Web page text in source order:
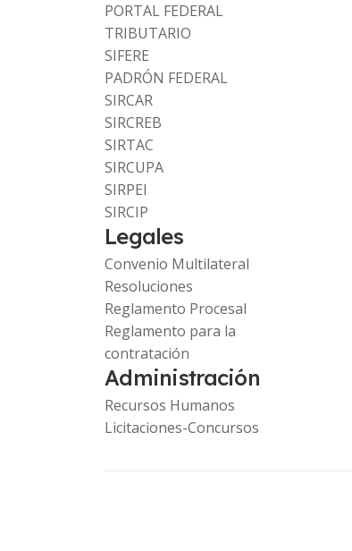
PORTAL FEDERAL
TRIBUTARIO
SIFERE
PADRÓN FEDERAL
SIRCAR
SIRCREB
SIRTAC
SIRCUPA
SIRPEI
SIRCIP
Legales
Convenio Multilateral
Resoluciones
Reglamento Procesal
Reglamento para la
contratación
Administración
Recursos Humanos
Licitaciones-Concursos